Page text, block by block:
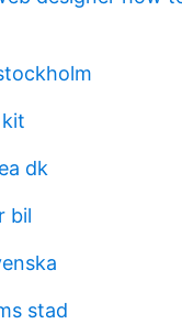
dk
bil
stad